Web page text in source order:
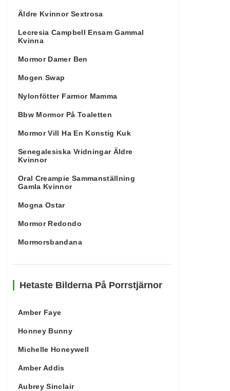
Äldre Kvinnor Sextrosa
Lecresia Campbell Ensam Gammal
Kvinna
Mormor Damer Ben
Mogen Swap
Nylonfötter Farmor Mamma
Bbw Mormor På Toaletten
Mormor Vill Ha En Konstig Kuk
Senegalesiska Vridningar Äldre
Kvinnor
Oral Creampie Sammanställning
Gamla Kvinnor
Mogna Ostar
Mormor Redondo
Mormorsbandana
Hetaste Bilderna På Porrstjärnor
Amber Faye
Honney Bunny
Michelle Honeywell
Amber Addis
Aubrey Sinclair